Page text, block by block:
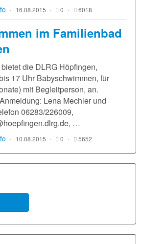
16.08.2015 0 6018
im Familienbad
die DLRG Höpfingen,
17 Uhr Babyschwimmen, für
mit Begleitperson, an.
Lena Mechler und
06283/226009,
…
10.08.2015 0 5652